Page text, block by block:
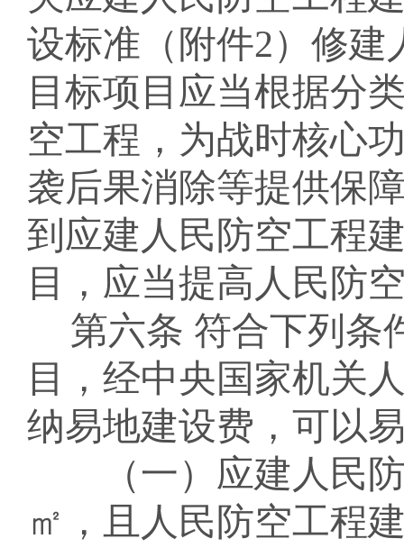
设标准（附件2）修建
目标项目应当根据分
空工程，为战时核心
袭后果消除等提供保
到应建人民防空工程
目，应当提高人民防
第六条 符合下列条
目，经中央国家机关
纳易地建设费，可以
（一）应建人民
㎡，且人民防空工程